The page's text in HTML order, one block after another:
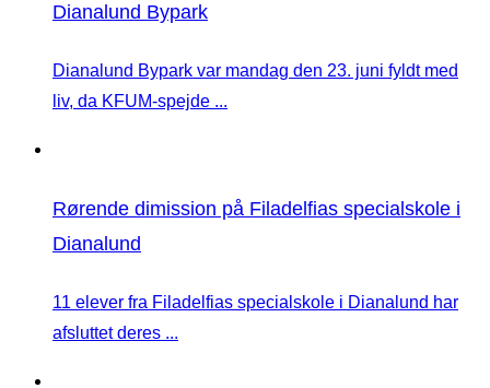
Dianalund Bypark
Dianalund Bypark var mandag den 23. juni fyldt med
liv, da KFUM-spejde ...
Rørende dimission på Filadelfias specialskole i
Dianalund
11 elever fra Filadelfias specialskole i Dianalund har
afsluttet deres ...